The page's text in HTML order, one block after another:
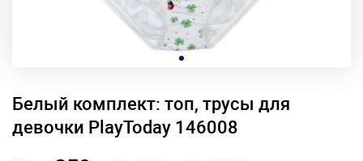
Белый комплект: топ, трусы для
девочки PlayToday 146008